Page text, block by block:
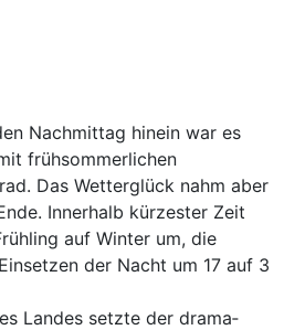
Nachmittag hinein war es
frühsommerlichen
Das Wetterglück nahm aber
Innerhalb kürzester Zeit
auf Winter um, die
der Nacht um 17 auf 3
Landes setzte der drama­